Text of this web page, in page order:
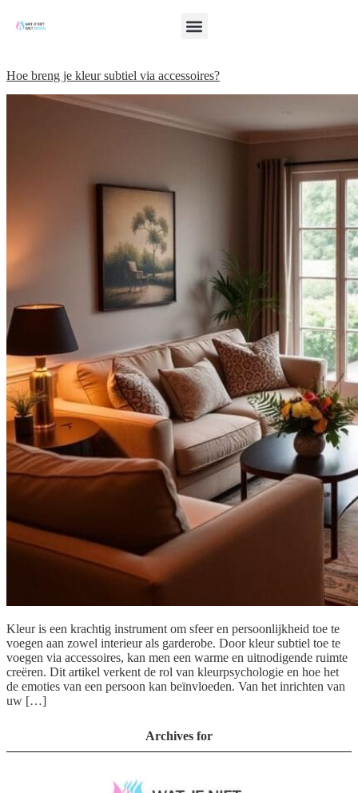
Hoe breng je kleur subtiel via accessoires?
Kleur is een krachtig instrument om sfeer en persoonlijkheid toe te
voegen aan zowel interieur als garderobe. Door kleur subtiel toe te
voegen via accessoires, kan men een warme en uitnodigende ruimte
creëren. Dit artikel verkent de rol van kleurpsychologie en hoe het
de emoties van een persoon kan beïnvloeden. Van het inrichten van
uw […]
Archives for